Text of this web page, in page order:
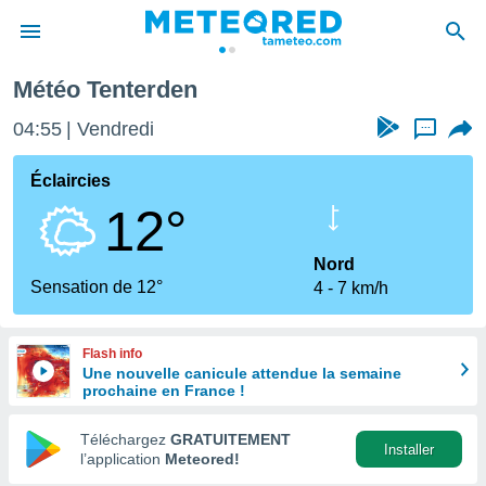
de
en
Météo Tenterden
04:55 Vendredi ...
Éclaircies
12°
Sensation de 12°
Nord
4
7 km/h
Flash info
Une nouvelle canicule attendue la semaine
prochaine en France !
Téléchargez GRATUITEMENT
l’application Meteored!
Installer